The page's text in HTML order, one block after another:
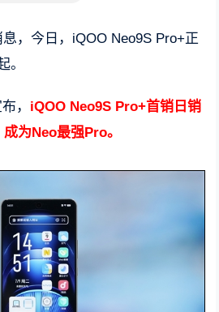
，今日，iQOO Neo9S Pro+正
。
， iQOO Neo9S Pro+首销日销
为Neo最强Pro。